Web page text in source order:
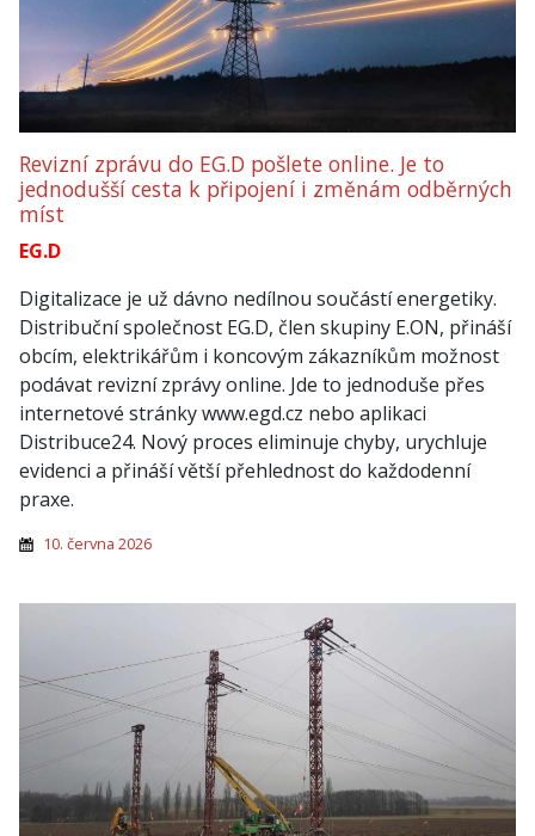
Revizní zprávu do EG.D pošlete online. Je to
jednodušší cesta k připojení i změnám odběrných
míst
EG.D
Digitalizace je už dávno nedílnou součástí energetiky.
Distribuční společnost EG.D, člen skupiny E.ON, přináší
obcím, elektrikářům i koncovým zákazníkům možnost
podávat revizní zprávy online. Jde to jednoduše přes
internetové stránky www.egd.cz nebo aplikaci
Distribuce24. Nový proces eliminuje chyby, urychluje
evidenci a přináší větší přehlednost do každodenní
praxe.
10. června 2026